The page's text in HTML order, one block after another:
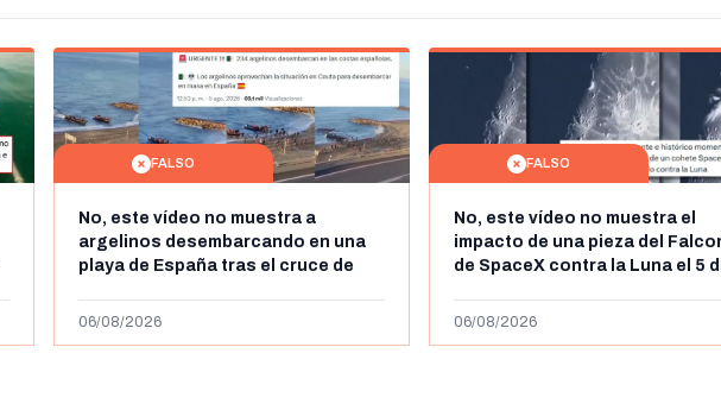
FALSO
No, este vídeo no muestra a
argelinos desembarcando en una
playa de España tras el cruce de
de julio de 2026: son imágenes de
06/08/2026
FALSO
No, este vídeo no muestra el
impacto de una pieza del
de SpaceX contra la Luna el 5
menos abril de 2026
06/08/2026